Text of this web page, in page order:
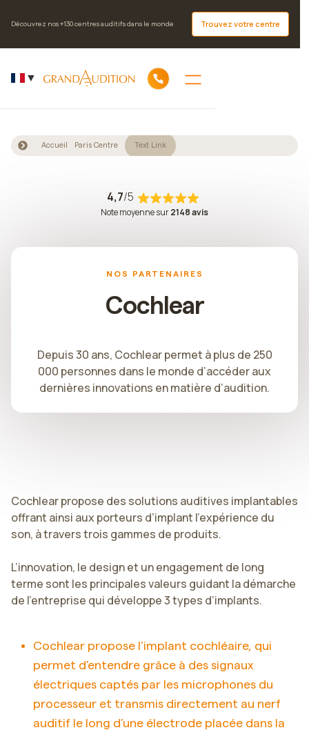
Découvrez nos +130 centres auditifs dans le monde Trouvez votre centre
▼
Accueil Paris Centre Text Link
4,7/5
Note moyenne sur2148 avis
NOS PARTENAIRES
Cochlear
Depuis 30 ans, Cochlear permet à plus de 250
000 personnes dans le monde d’accéder aux
dernières innovations en matière d’audition.
Cochlear propose des solutions auditives implantables
offrant ainsi aux porteurs d’implant l’expérience du
son, à travers trois gammes de produits.
L’innovation, le design et un engagement de long
terme sont les principales valeurs guidant la démarche
de l’entreprise qui développe 3 types d’implants.
Cochlear propose l’implant cochléaire, qui
permet d’entendre grâce à des signaux
électriques captés par les microphones du
processeur et transmis directement au nerf
auditif le long d’une électrode placée dans la